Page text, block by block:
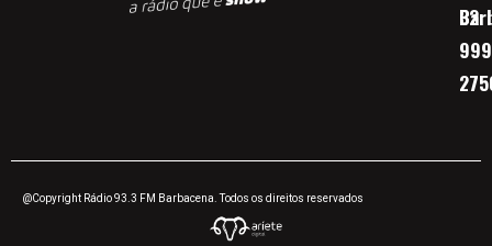
32
@Copyright Rádio 93.3 FM Barbacena. Todos os direitos reservados